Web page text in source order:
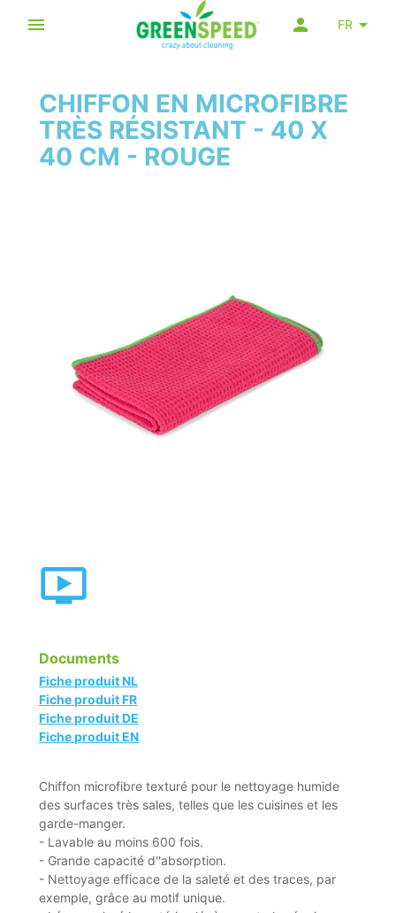
FR
CHIFFON EN MICROFIBRE
TRÈS RÉSISTANT - 40 X
40 CM - ROUGE
Documents
Fiche produit NL
Fiche produit FR
Fiche produit DE
Fiche produit EN
Chiffon microfibre texturé pour le nettoyage humide
des surfaces très sales, telles que les cuisines et les
garde-manger.
- Lavable au moins 600 fois.
- Grande capacité d''absorption.
- Nettoyage efficace de la saleté et des traces, par
exemple, grâce au motif unique.